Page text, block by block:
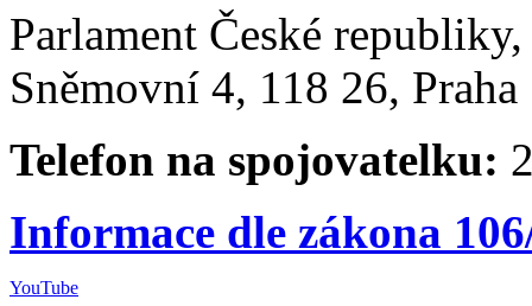
Parlament České
Sněmovní 4, 118 26,
Telefon na spojovatelku:
Informace dle zákona
YouTube